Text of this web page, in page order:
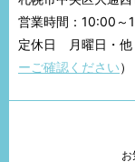
営業時間：10:00～
定休日 月曜日・他
ーご確認ください）
お